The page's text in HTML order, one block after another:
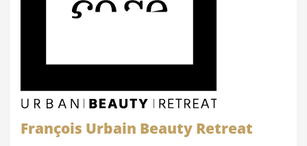
François Urbain Beauty Retreat